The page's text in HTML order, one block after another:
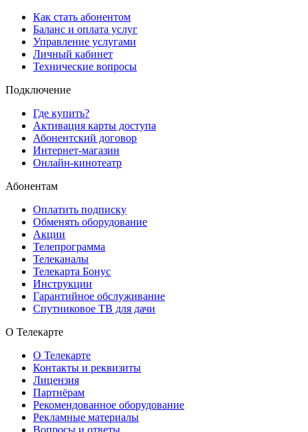
Как стать абонентом
Баланс и оплата услуг
Управление услугами
Личный кабинет
Технические вопросы
Подключение
Где купить?
Активация карты доступа
Абонентский договор
Интернет-магазин
Онлайн-кинотеатр
Абонентам
Оплатить подписку
Обменять оборудование
Акции
Телепрограмма
Телеканалы
Телекарта Бонус
Инструкции
Гарантийное обслуживание
Спутниковое ТВ для дачи
О Телекарте
О Телекарте
Контакты и реквизиты
Лицензия
Партнёрам
Рекомендованное оборудование
Рекламные материалы
Вопросы и ответы